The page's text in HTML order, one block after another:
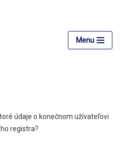
Menu
údaje o konečnom užívateľovi
registra?